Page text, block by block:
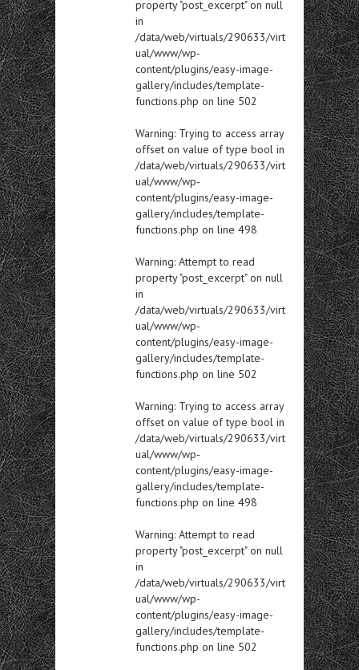
property "post_excerpt" on null
in
/data/web/virtuals/290633/virt
ual/www/wp-
content/plugins/easy-image-
gallery/includes/template-
functions.php on line 502
Warning: Trying to access array
offset on value of type bool in
/data/web/virtuals/290633/virt
ual/www/wp-
content/plugins/easy-image-
gallery/includes/template-
functions.php on line 498
Warning: Attempt to read
property "post_excerpt" on null
in
/data/web/virtuals/290633/virt
ual/www/wp-
content/plugins/easy-image-
gallery/includes/template-
functions.php on line 502
Warning: Trying to access array
offset on value of type bool in
/data/web/virtuals/290633/virt
ual/www/wp-
content/plugins/easy-image-
gallery/includes/template-
functions.php on line 498
Warning: Attempt to read
property "post_excerpt" on null
in
/data/web/virtuals/290633/virt
ual/www/wp-
content/plugins/easy-image-
gallery/includes/template-
functions.php on line 502